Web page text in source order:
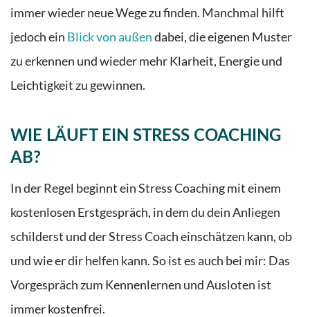
immer wieder neue Wege zu finden. Manchmal hilft
jedoch ein Blick von außendabei, die eigenen Muster
zu erkennen und wieder mehr Klarheit, Energie und
Leichtigkeit zu gewinnen.
WIE LÄUFT EIN STRESS COACHING
AB?
In der Regel beginnt ein Stress Coaching mit einem
kostenlosen Erstgespräch, in dem du dein Anliegen
schilderst und der Stress Coach einschätzen kann, ob
und wie er dir helfen kann. So ist es auch bei mir: Das
Vorgespräch zum Kennenlernen und Ausloten ist
immer kostenfrei.